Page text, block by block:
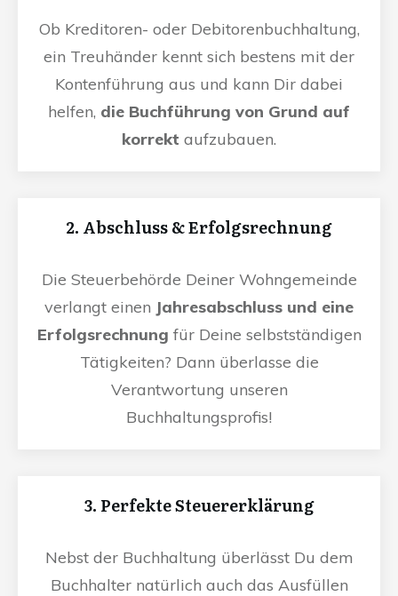
Ob Kreditoren- oder Debitorenbuchhaltung,
ein Treuhänder kennt sich bestens mit der
Kontenführung aus und kann Dir dabei
helfen, die Buchführung von Grund auf
korrekt aufzubauen.
2. Abschluss & Erfolgsrechnung
Die Steuerbehörde Deiner Wohngemeinde
verlangt einen Jahresabschluss und eine
Erfolgsrechnung für Deine selbstständigen
Tätigkeiten? Dann überlasse die
Verantwortung unseren
Buchhaltungsprofis!
3. Perfekte Steuererklärung
Nebst der Buchhaltung überlässt Du dem
Buchhalter natürlich auch das Ausfüllen